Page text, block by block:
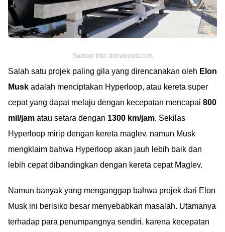
Sumber foto: denverpost.com
Salah satu projek paling gila yang direncanakan oleh Elon
Musk adalah menciptakan Hyperloop, atau kereta super
cepat yang dapat melaju dengan kecepatan mencapai 800
mil/jam atau setara dengan 1300 km/jam. Sekilas
Hyperloop mirip dengan kereta maglev, namun Musk
mengklaim bahwa Hyperloop akan jauh lebih baik dan
lebih cepat dibandingkan dengan kereta cepat Maglev.
Namun banyak yang menganggap bahwa projek dari Elon
Musk ini berisiko besar menyebabkan masalah. Utamanya
terhadap para penumpangnya sendiri, karena kecepatan